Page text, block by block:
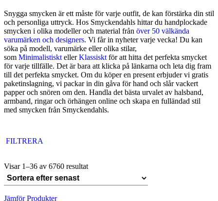
Snygga smycken är ett måste för varje outfit, de kan förstärka din stil
och personliga uttryck. Hos Smyckendahls hittar du handplockade
smycken i olika modeller och material från över 50 välkända
varumärken och designers. Vi får in nyheter varje vecka! Du kan
söka på modell, varumärke eller olika stilar,
som Minimalistiskt ellerKlassiskt för att hitta det perfekta smycket
för varje tillfälle. Det är bara att klicka på länkarna och leta dig fram
till det perfekta smycket. Om du köper en present erbjuder vi gratis
paketinslagning, vi packar in din gåva för hand och slår vackert
papper och snören om den. Handla det bästa urvalet av halsband,
armband, ringar och örhängen online och skapa en fulländad stil
med smycken från Smyckendahls.
FILTRERA
Visar 1–36 av 6760 resultat
Jämför Produkter